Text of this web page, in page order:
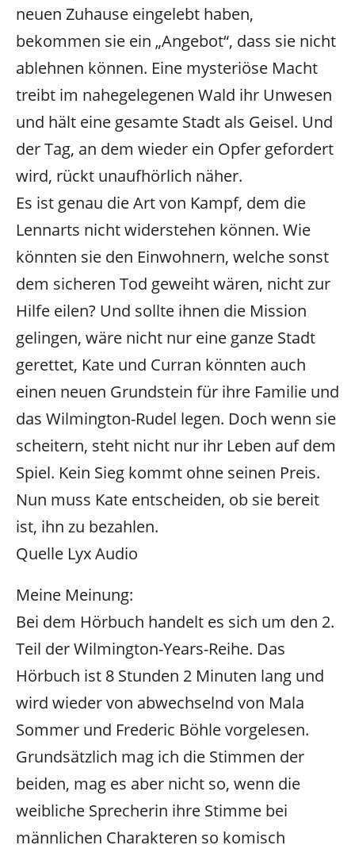
neuen Zuhause eingelebt haben,
bekommen sie ein „Angebot“, dass sie nicht
ablehnen können. Eine mysteriöse Macht
treibt im nahegelegenen Wald ihr Unwesen
und hält eine gesamte Stadt als Geisel. Und
der Tag, an dem wieder ein Opfer gefordert
wird, rückt unaufhörlich näher.
Es ist genau die Art von Kampf, dem die
Lennarts nicht widerstehen können. Wie
könnten sie den Einwohnern, welche sonst
dem sicheren Tod geweiht wären, nicht zur
Hilfe eilen? Und sollte ihnen die Mission
gelingen, wäre nicht nur eine ganze Stadt
gerettet, Kate und Curran könnten auch
einen neuen Grundstein für ihre Familie und
das Wilmington-Rudel legen. Doch wenn sie
scheitern, steht nicht nur ihr Leben auf dem
Spiel. Kein Sieg kommt ohne seinen Preis.
Nun muss Kate entscheiden, ob sie bereit
ist, ihn zu bezahlen.
Quelle Lyx Audio
Meine Meinung:
Bei dem Hörbuch handelt es sich um den 2.
Teil der Wilmington-Years-Reihe. Das
Hörbuch ist 8 Stunden 2 Minuten lang und
wird wieder von abwechselnd von Mala
Sommer und Frederic Böhle vorgelesen.
Grundsätzlich mag ich die Stimmen der
beiden, mag es aber nicht so, wenn die
weibliche Sprecherin ihre Stimme bei
männlichen Charakteren so komisch